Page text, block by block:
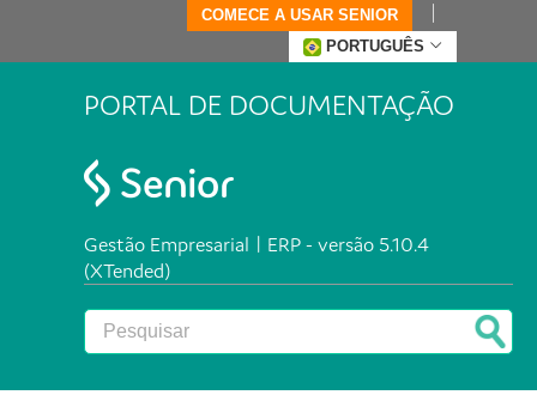
COMECE A USAR SENIOR
PORTUGUÊS
PORTAL DE DOCUMENTAÇÃO
Gestão Empresarial | ERP - versão 5.10.4
(XTended)